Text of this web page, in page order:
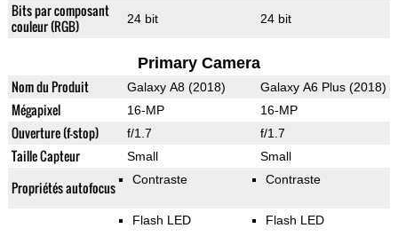
Bits par composant
couleur (RGB)
24 bit 24 bit
Primary Camera
Nom du Produit Galaxy A8 (2018) Galaxy A6 Plus (2018)
Mégapixel 16-MP 16-MP
Ouverture (f-stop) f/1.7 f/1.7
Taille Capteur Small Small
Propriétés autofocus Contraste Contraste
Flash LED Flash LED